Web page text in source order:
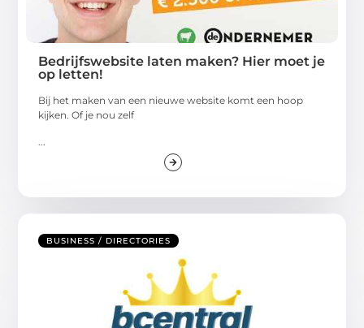
Bedrijfswebsite laten maken? Hier moet je
op letten!
Bij het maken van een nieuwe website komt een hoop
kijken. Of je nou zelf
BUSINESS / DIRECTORIES